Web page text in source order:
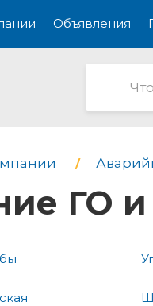
Объявления
ГО